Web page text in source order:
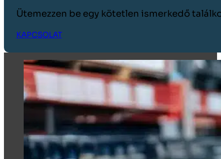
Ütemezzen be egy kötetlen ismerkedő
KAPCSOLAT